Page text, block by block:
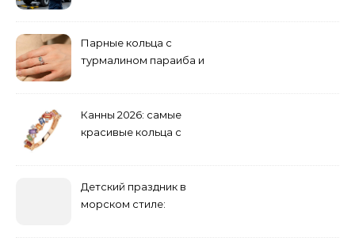
Парные кольца с
турмалином параиба и
Канны 2026: самые
красивые кольца с
Детский праздник в
морском стиле: